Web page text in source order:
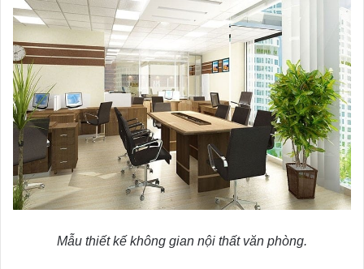
Mẫu thiết kế không gian nội thất văn phòng.